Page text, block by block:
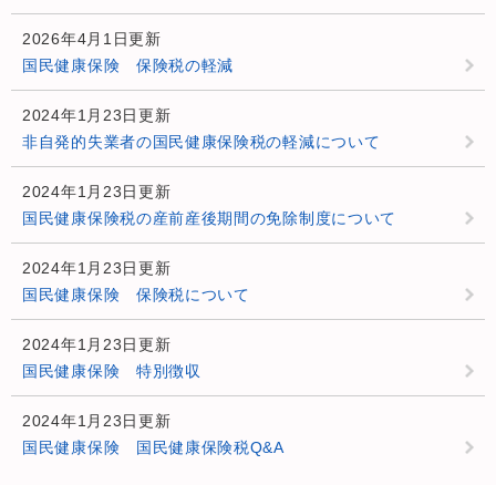
2026年4月1日更新
国民健康保険 保険税の軽減
2024年1月23日更新
非自発的失業者の国民健康保険税の軽減について
2024年1月23日更新
国民健康保険税の産前産後期間の免除制度について
2024年1月23日更新
国民健康保険 保険税について
2024年1月23日更新
国民健康保険 特別徴収
2024年1月23日更新
国民健康保険 国民健康保険税Q&A